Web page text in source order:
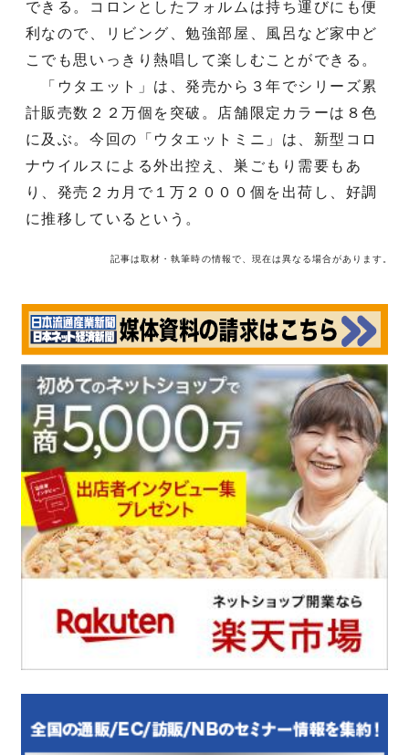
できる。コロンとしたフォルムは持ち運びにも便
利なので、リビング、勉強部屋、風呂など家中ど
こでも思いっきり熱唱して楽しむことができる。
「ウタエット」は、発売から３年でシリーズ累
計販売数２２万個を突破。店舗限定カラーは８色
に及ぶ。今回の「ウタエットミニ」は、新型コロ
ナウイルスによる外出控え、巣ごもり需要もあ
り、発売２カ月で１万２０００個を出荷し、好調
に推移しているという。
記事は取材・執筆時の情報で、現在は異なる場合があります。